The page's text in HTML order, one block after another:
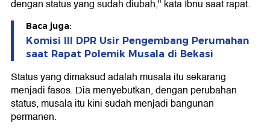
dengan status yang sudah diubah," kata Ibnu saat rapat.
Baca juga:
Komisi III DPR Usir Pengembang Perumahan
saat Rapat Polemik Musala di Bekasi
Status yang dimaksud adalah musala itu sekarang
menjadi fasos. Dia menyebutkan, dengan perubahan
status, musala itu kini sudah menjadi bangunan
permanen.